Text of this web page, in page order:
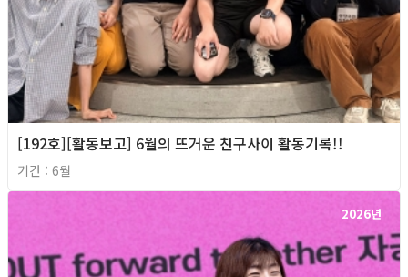
[192호][활동보고] 6월의 뜨거운 친구사이 활동기록!!
기간 : 6월
2026년